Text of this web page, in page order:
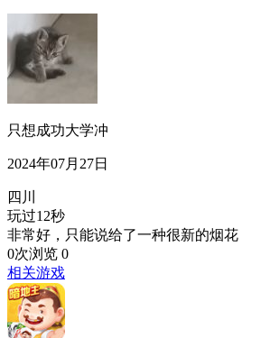
只想成功大学冲
2024年07月27日
四川
玩过12秒
非常好，只能说给了一种很新的烟花
0次浏览 0
相关游戏